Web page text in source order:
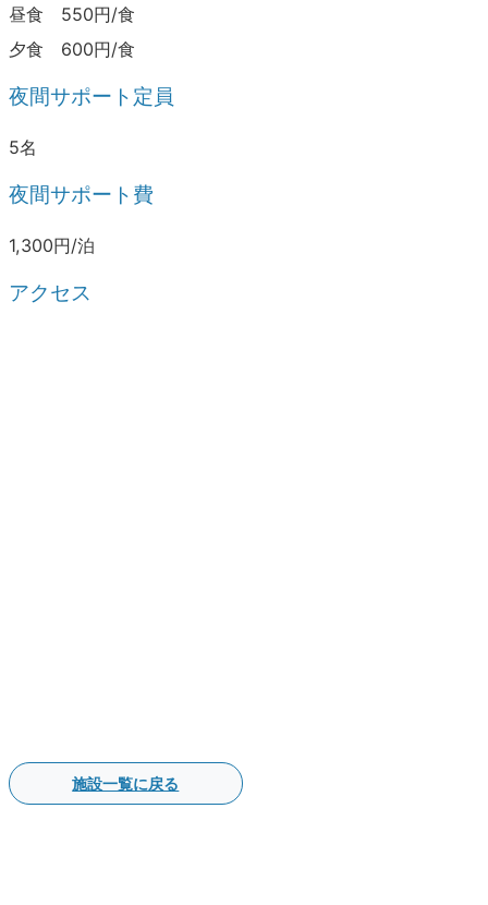
昼食 550円/食
夕食 600円/食
夜間サポート定員
5名
夜間サポート費
1,300円/泊
アクセス
施設一覧に戻る